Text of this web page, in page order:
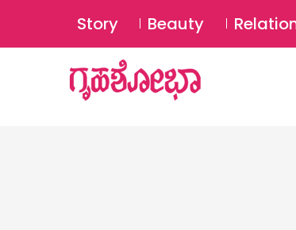
Story Beauty